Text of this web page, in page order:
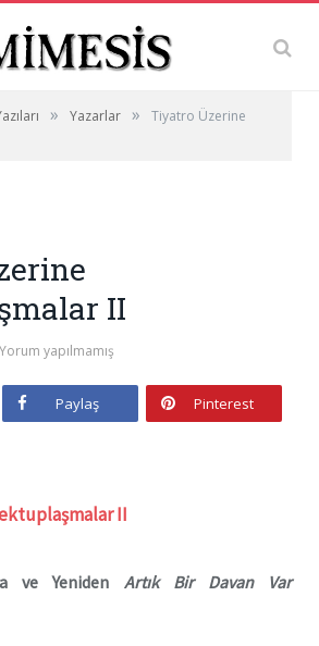
» Yazarlar »
Tiyatro Üzerine
II
Yorum yapılmamış
Paylaş Pinterest
II
ve Yeniden Artık Bir Davan Var